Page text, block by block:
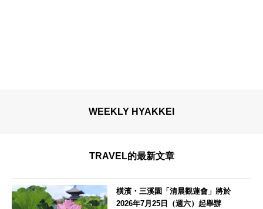
WEEKLY HYAKKEI
TRAVEL的最新文章
橫濱・三溪園「清晨觀蓮會」將於
2026年7月25日（週六）起舉辦